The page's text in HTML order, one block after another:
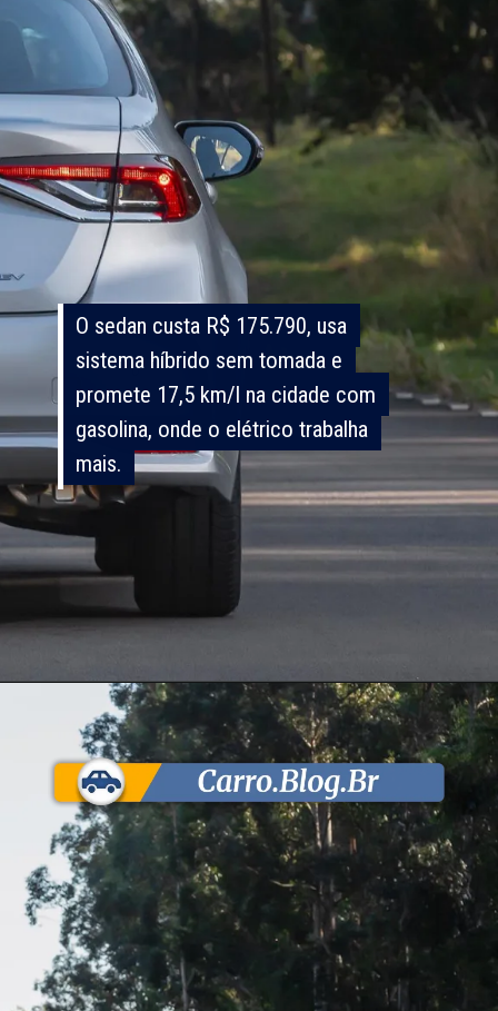
O sedan custa R$ 175.790, usa
sistema híbrido sem tomada e
promete 17,5 km/l na cidade com
gasolina, onde o elétrico trabalha
mais.
O sedan custa R$ 175.790, usa
sistema híbrido sem tomada e
promete 17,5 km/l na cidade com
gasolina, onde o elétrico trabalha
mais.